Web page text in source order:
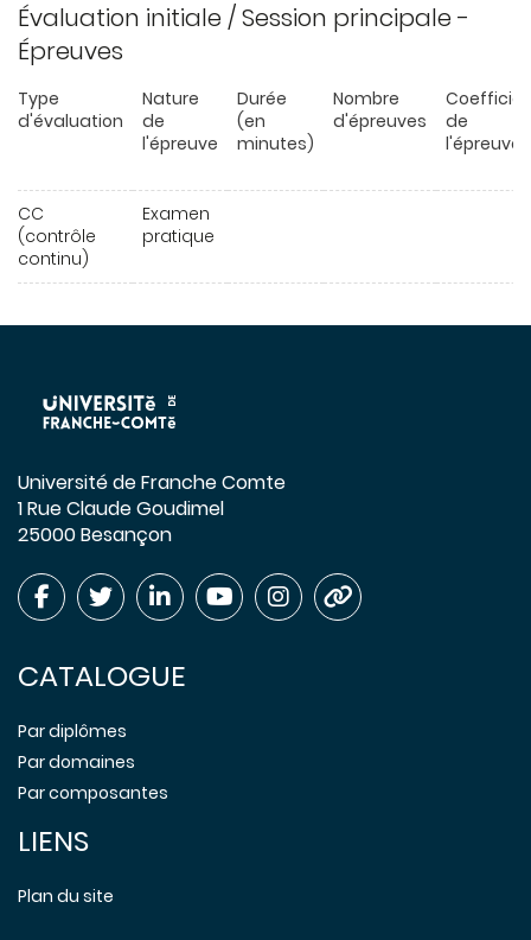
Évaluation initiale / Session principale -
Épreuves
Type
d'évaluation
Nature
de
l'épreuve
Durée
(en
minutes)
Nombre
d'épreuves
de
l'épreuve
CC
(contrôle
continu)
Examen
pratique
Université de Franche Comte
1 Rue Claude Goudimel
25000 Besançon
CATALOGUE
Par diplômes
Par domaines
Par composantes
LIENS
Plan du site